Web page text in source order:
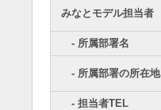
みなとモデル担当者
- 所属部署名
- 所属部署の所在地
- 担当者TEL